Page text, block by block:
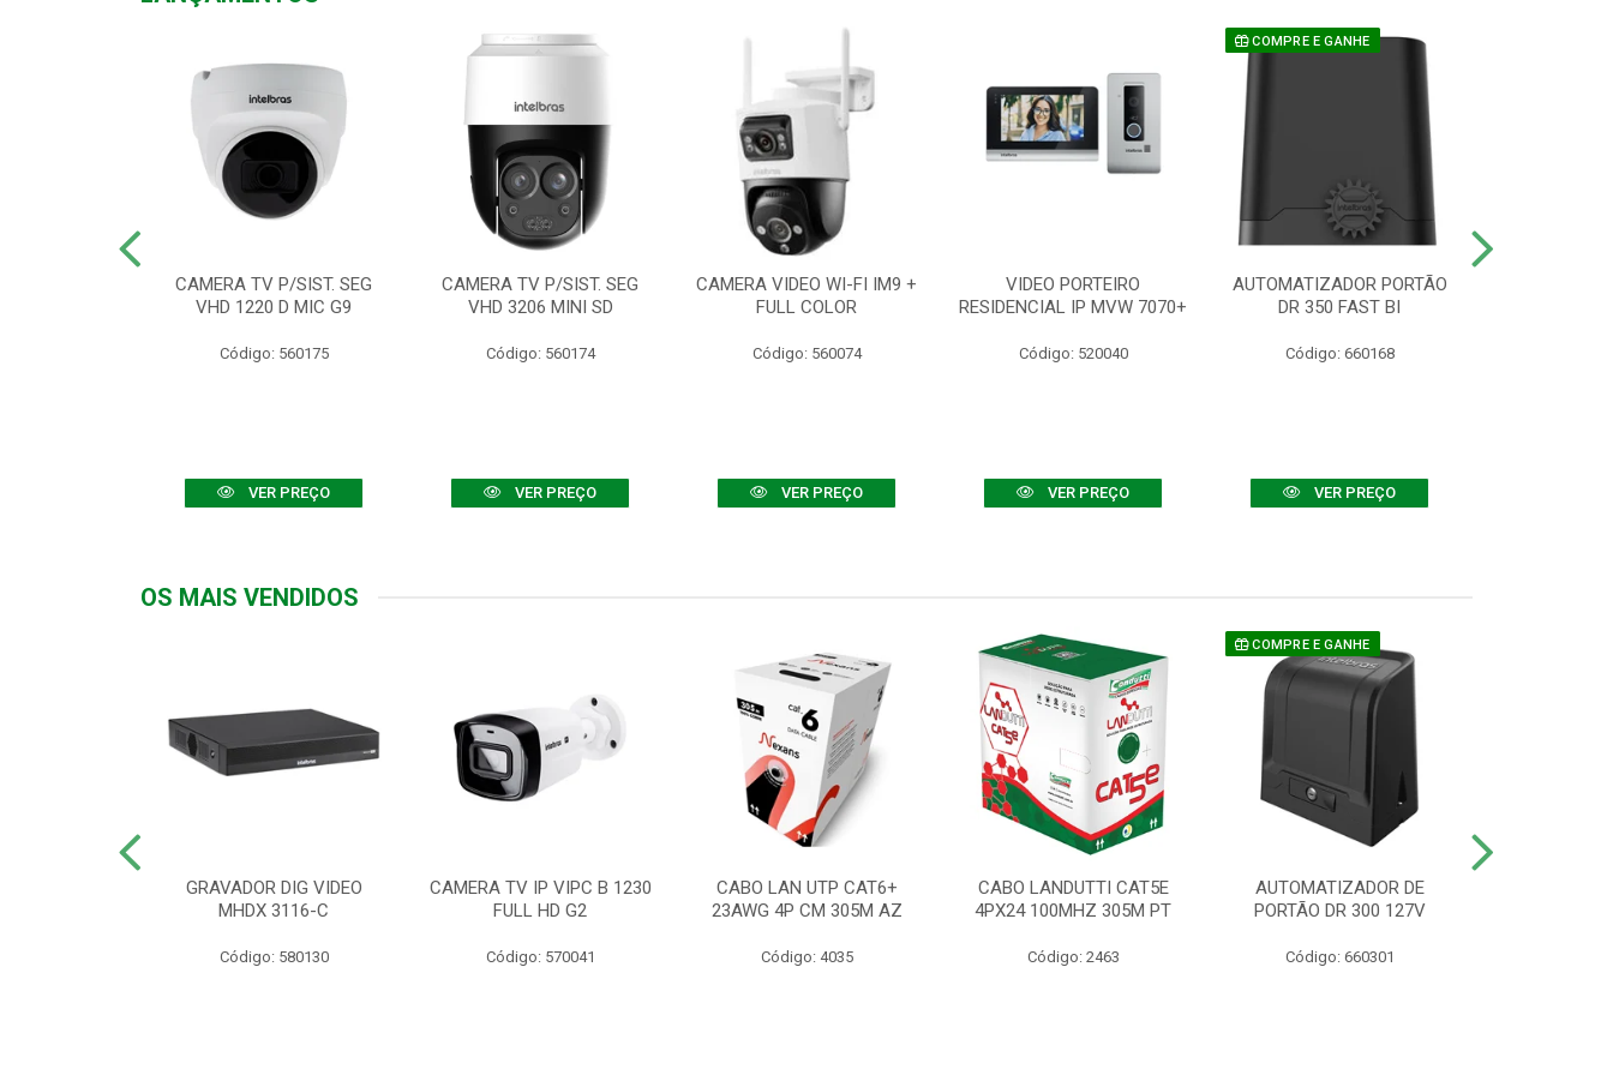
CAMERA TV P/SIST. SEG
VHD 1220 D MIC G9
Código: 560175
VER PREÇO
CAMERA TV P/SIST. SEG
VHD 3206 MINI SD
Código: 560174
VER PREÇO
CAMERA VIDEO WI-FI IM9 +
FULL COLOR
Código: 560074
VER PREÇO
VIDEO PORTEIRO
RESIDENCIAL IP MVW 7070+
Código: 520040
VER PREÇO
COMPRE E GANHE
AUTOMATIZADOR PORTÃO
DR 350 FAST BI
Código: 660168
VER PREÇO
OS MAIS VENDIDOS
GRAVADOR DIG VIDEO
MHDX 3116-C
Código: 580130
CAMERA TV IP VIPC B 1230
FULL HD G2
Código: 570041
CABO LAN UTP CAT6+
23AWG 4P CM 305M AZ
Código: 4035
CABO LANDUTTI CAT5E
4PX24 100MHZ 305M PT
Código: 2463
COMPRE E GANHE
AUTOMATIZADOR DE
PORTÃO DR 300 127V
Código: 660301